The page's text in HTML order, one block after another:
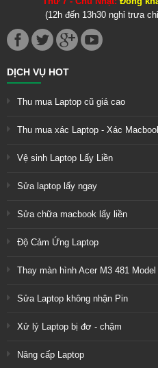
(12h đến 13h30 nghỉ trưa
DỊCH VỤ HOT
Thu mua Laptop cũ giá cao
Thu mua xác Laptop - Xác
Vệ sinh Laptop Lấy Liền
Sửa laptop lấy ngay
Sửa chữa macbook lấy liền
Độ Cảm Ứng Laptop
Thay màn hình Acer M3 481 Model
Sửa Laptop không nhận Pin
Xử lý Laptop bị đơ - chậm
Nâng cấp Laptop